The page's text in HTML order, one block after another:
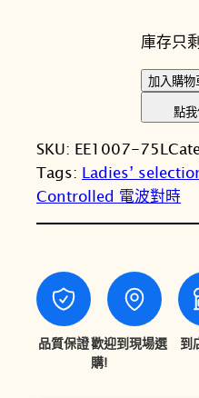
庫存只
C
T
I
Z
E
N
辰
x
夜
加入購物
點
SKU: EE1007-75L
Tags: Ladies’
Controlled 電波對時
品質保證歡迎到現場選
購!
到